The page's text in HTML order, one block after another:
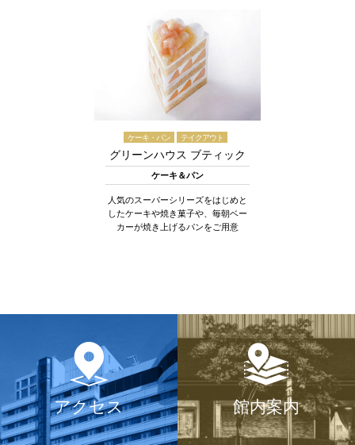
ケーキ・パン テイクアウト
グリーンハウス ブティック
ケーキ＆パン
人気のスーパーシリーズをはじめと
したケーキや焼き菓子や、毎朝ベー
カーが焼き上げるパンをご用意
アクセス 館内案内